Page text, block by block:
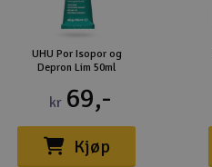
UHU Por Isopor og
Depron Lim 50ml
kr 69,-
Kjøp